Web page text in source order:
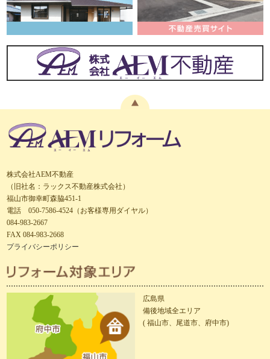
株式会社AEM不動産
（旧社名：ラックス不動産株式会社）
福山市御幸町森脇451-1
電話 050-7586-4524（お客様専用ダイヤル）
084-983-2667
FAX 084-983-2668
プライバシーポリシー
広島県
備後地域全エリア
( 福山市、尾道市、府中市)